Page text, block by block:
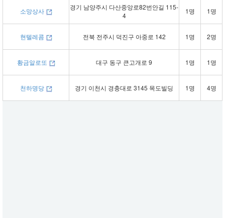
소망상사
경기 남양주시 다산중앙로82번안길 115-
4
1명 1명
현텔레콤 전북 전주시 덕진구 아중로 142 1명 2명
황금알로또 대구 동구 큰고개로 9 1명 1명
천하명당 경기 이천시 경충대로 3145 목도빌딩 1명 4명